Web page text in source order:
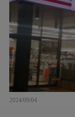
2024/09/04